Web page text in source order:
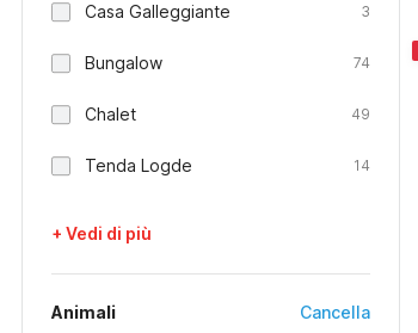
Casa Galleggiante 3
Bungalow 74
Chalet 49
Tenda Logde 14
+ Vedi di più
Animali Cancella